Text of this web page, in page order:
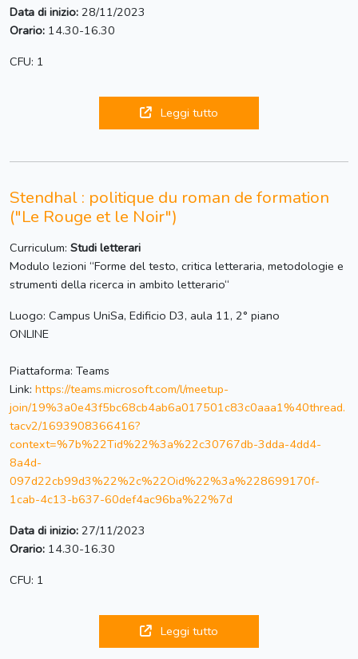
Data di inizio: 28/11/2023
Orario: 14.30-16.30
CFU: 1
Leggi tutto
Stendhal : politique du roman de formation
("Le Rouge et le Noir")
Curriculum: Studi letterari
Modulo lezioni “Forme del testo, critica letteraria, metodologie e
strumenti della ricerca in ambito letterario“
Luogo: Campus UniSa, Edificio D3, aula 11, 2° piano
ONLINE
Piattaforma: Teams
Link: https://teams.microsoft.com/l/meetup-
join/19%3a0e43f5bc68cb4ab6a017501c83c0aaa1%40thread.
tacv2/1693908366416?
context=%7b%22Tid%22%3a%22c30767db-3dda-4dd4-
8a4d-
097d22cb99d3%22%2c%22Oid%22%3a%228699170f-
1cab-4c13-b637-60def4ac96ba%22%7d
Data di inizio: 27/11/2023
Orario: 14.30-16.30
CFU: 1
Leggi tutto